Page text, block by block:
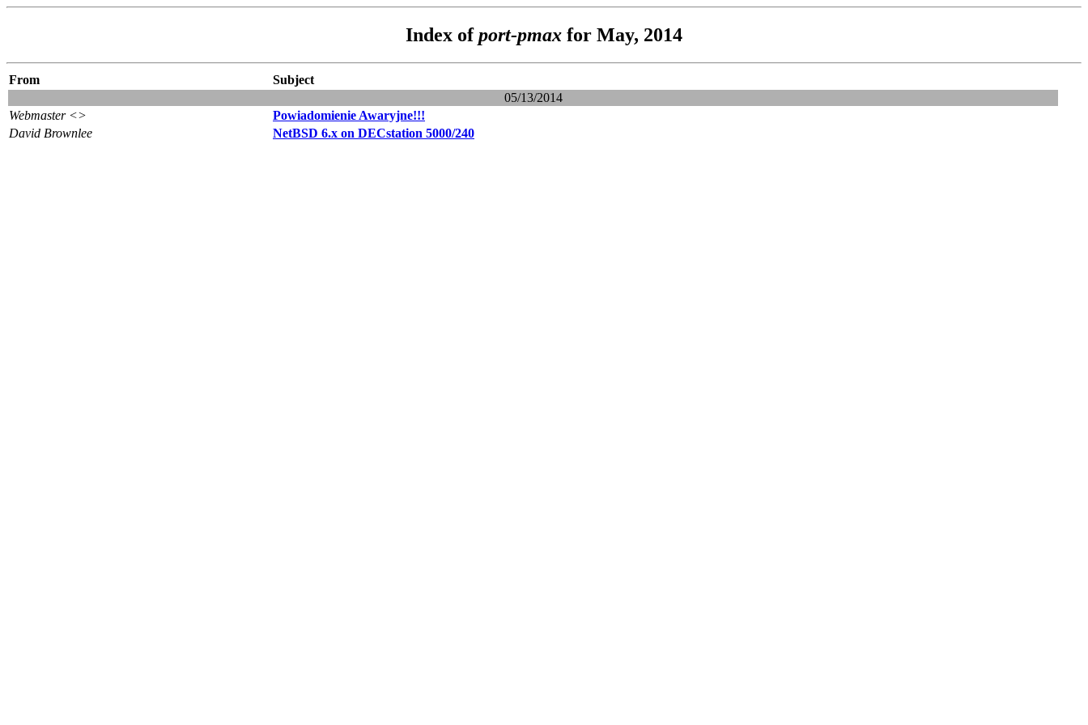
Index ofport-pmax for May, 2014
From
Subject
05/13/2014
Webmaster <>
Powiadomienie Awaryjne!!!
David Brownlee
NetBSD 6.x on DECstation 5000/240